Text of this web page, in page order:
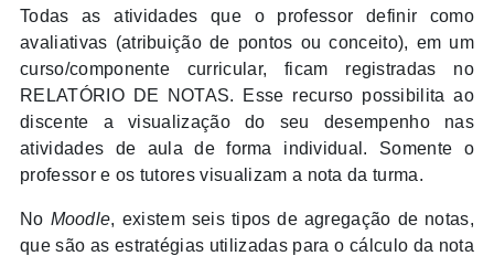
Todas as atividades que o professor definir como
avaliativas (atribuição de pontos ou conceito), em um
curso/componente curricular, ficam registradas no
RELATÓRIO DE NOTAS. Esse recurso possibilita ao
discente a visualização do seu desempenho nas
atividades de aula de forma individual. Somente o
professor e os tutores visualizam a nota da turma.
No Moodle, existem seis tipos de agregação de notas,
que são as estratégias utilizadas para o cálculo da nota